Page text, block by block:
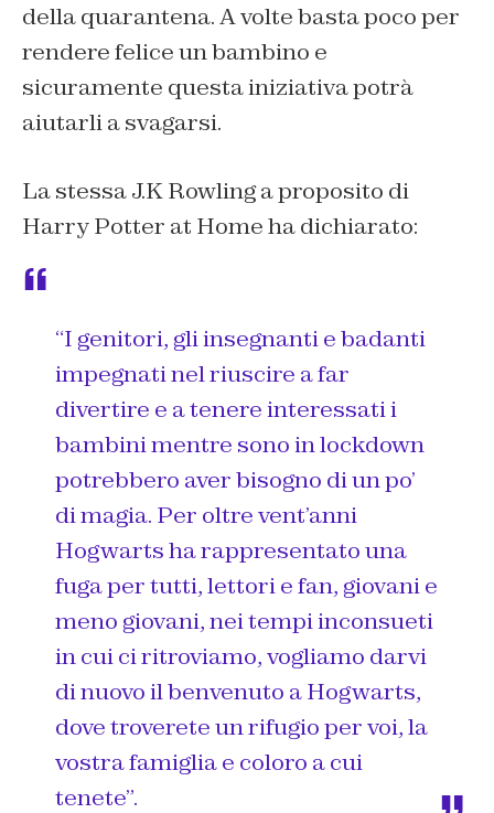
della quarantena. A volte basta poco per
rendere felice un bambino e
sicuramente questa iniziativa potrà
aiutarli a svagarsi.
La stessa J.K Rowling a proposito di
Harry Potter at Home ha dichiarato:
“I genitori, gli insegnanti e badanti
impegnati nel riuscire a far
divertire e a tenere interessati i
bambini mentre sono in lockdown
potrebbero aver bisogno di un po’
di magia. Per oltre vent’anni
Hogwarts ha rappresentato una
fuga per tutti, lettori e fan, giovani e
meno giovani, nei tempi inconsueti
in cui ci ritroviamo, vogliamo darvi
di nuovo il benvenuto a Hogwarts,
dove troverete un rifugio per voi, la
vostra famiglia e coloro a cui
tenete”.